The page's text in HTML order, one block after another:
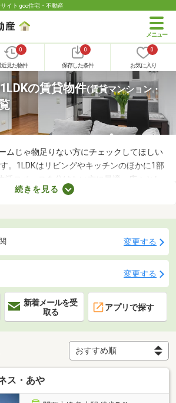
イト goo住宅・不動産
0
近見た物件
0
保存した条件
0
お気に入り
の賃貸物件(賃貸マンション・
ムじゃ物足りない方にチェックしてほしい
。1LDKはリビングやキッチンのほかに1部
活スペースを分けたい方に最適。広々とし
、ゆったりとくつろげる理想のお部屋に住
くださいね。
続きを見る
変更する
変更する
新着メールを受
取る
アプリで探す
ス・あや